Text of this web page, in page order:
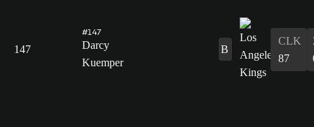
147
#147
Darcy
Kuemper
B
CLK
87